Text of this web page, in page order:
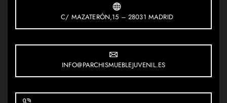
C/ MAZATERÓN,15 – 28031 MADRID
INFO@PARCHISMUEBLEJUVENIL.ES